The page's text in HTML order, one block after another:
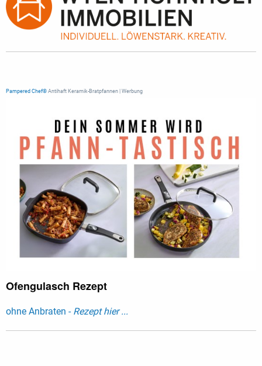
Pampered Chef® Antihaft Keramik-Bratpfannen | Werbung
Ofengulasch Rezept
ohne Anbraten - Rezept hier ...